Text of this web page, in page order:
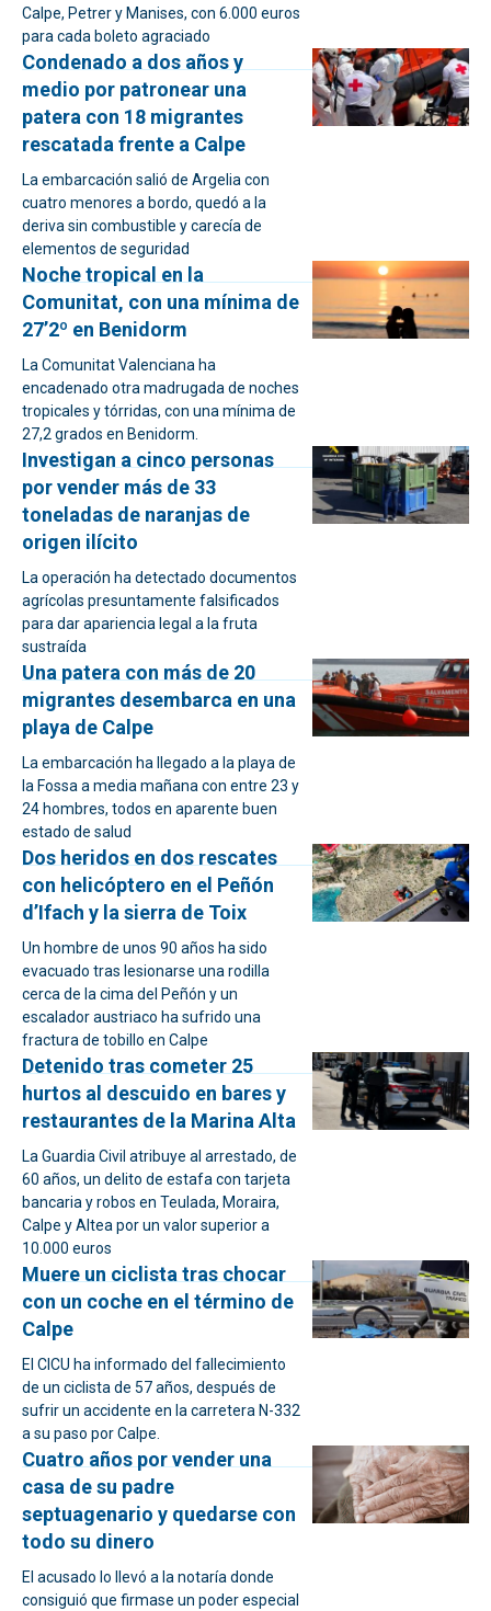
Calpe, Petrer y Manises, con 6.000 euros
para cada boleto agraciado
Condenado a dos años y
medio por patronear una
patera con 18 migrantes
rescatada frente a Calpe
La embarcación salió de Argelia con
cuatro menores a bordo, quedó a la
deriva sin combustible y carecía de
elementos de seguridad
Noche tropical en la
Comunitat, con una mínima de
27’2º en Benidorm
La Comunitat Valenciana ha
encadenado otra madrugada de noches
tropicales y tórridas, con una mínima de
27,2 grados en Benidorm.
Investigan a cinco personas
por vender más de 33
toneladas de naranjas de
origen ilícito
La operación ha detectado documentos
agrícolas presuntamente falsificados
para dar apariencia legal a la fruta
sustraída
Una patera con más de 20
migrantes desembarca en una
playa de Calpe
La embarcación ha llegado a la playa de
la Fossa a media mañana con entre 23 y
24 hombres, todos en aparente buen
estado de salud
Dos heridos en dos rescates
con helicóptero en el Peñón
d’Ifach y la sierra de Toix
Un hombre de unos 90 años ha sido
evacuado tras lesionarse una rodilla
cerca de la cima del Peñón y un
escalador austriaco ha sufrido una
fractura de tobillo en Calpe
Detenido tras cometer 25
hurtos al descuido en bares y
restaurantes de la Marina Alta
La Guardia Civil atribuye al arrestado, de
60 años, un delito de estafa con tarjeta
bancaria y robos en Teulada, Moraira,
Calpe y Altea por un valor superior a
10.000 euros
Muere un ciclista tras chocar
con un coche en el término de
Calpe
El CICU ha informado del fallecimiento
de un ciclista de 57 años, después de
sufrir un accidente en la carretera N-332
a su paso por Calpe.
Cuatro años por vender una
casa de su padre
septuagenario y quedarse con
todo su dinero
El acusado lo llevó a la notaría donde
consiguió que firmase un poder especial